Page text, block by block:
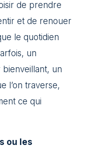
de prendre
et de renouer
le quotidien
un
un
l’on traverse,
ce qui
ou les